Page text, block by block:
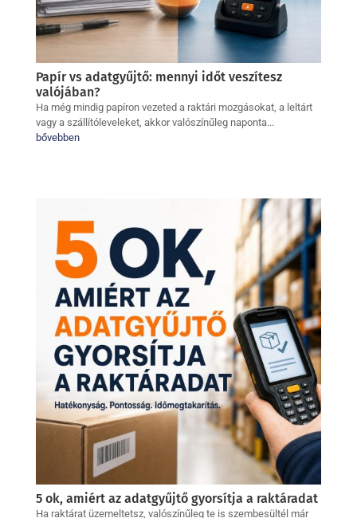
Papír vs adatgyűjtő: mennyi időt veszítesz
valójában?
Ha még mindig papíron vezeted a raktári mozgásokat, a leltárt
vagy a szállítóleveleket, akkor valószínűleg naponta...
bővebben
5 ok, amiért az adatgyűjtő gyorsítja a raktáradat
Ha raktárat üzemeltetsz, valószínűleg te is szembesültél már